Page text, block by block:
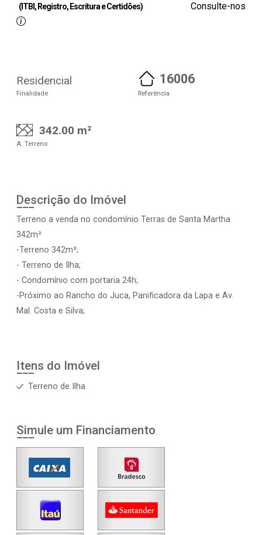
(ITBI, Registro, Escritura e Certidões) Consulte-nos
Residencial
Finalidade
16006
Referência
342.00 m²
A. Terreno
Descrição do Imóvel
Terreno a venda no condomínio Terras de Santa Martha
342m²
-Terreno 342m²;
- Terreno de Ilha;
- Condomínio com portaria 24h;
-Próximo ao Rancho do Juca, Panificadora da Lapa e Av.
Mal. Costa e Silva;
Itens do Imóvel
Terreno de Ilha
Simule um Financiamento